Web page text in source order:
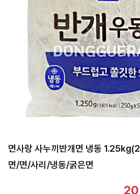
면사랑 사누끼반개면 냉동
면/면/사리/냉동/굵은면
20